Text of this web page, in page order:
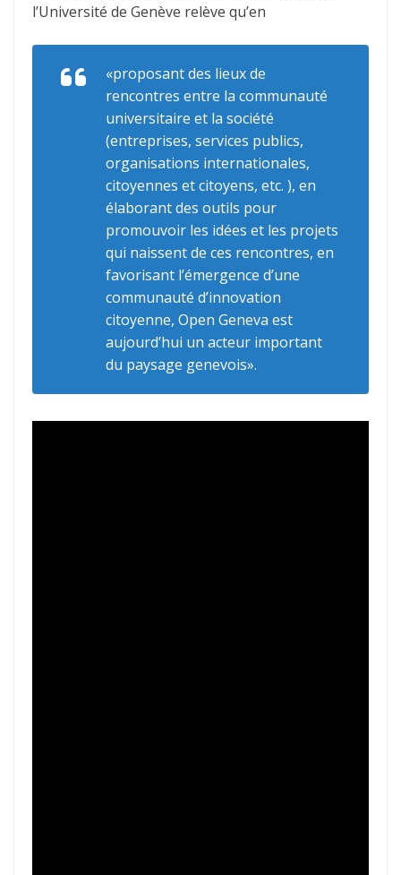
l’Université de Genève relève qu’en
«proposant des lieux de
rencontres entre la communauté
universitaire et la société
(entreprises, services publics,
organisations internationales,
citoyennes et citoyens, etc. ), en
élaborant des outils pour
promouvoir les idées et les projets
qui naissent de ces rencontres, en
favorisant l’émergence d’une
communauté d’innovation
citoyenne, Open Geneva est
aujourd’hui un acteur important
du paysage genevois».